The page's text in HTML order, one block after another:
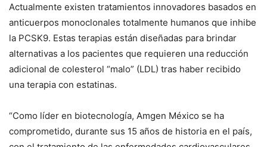
Actualmente existen tratamientos innovadores basados en
anticuerpos monoclonales totalmente humanos que inhibe
la PCSK9. Estas terapias están diseñadas para brindar
alternativas a los pacientes que requieren una reducción
adicional de colesterol “malo” (LDL) tras haber recibido
una terapia con estatinas.
“Como líder en biotecnología, Amgen México se ha
comprometido, durante sus 15 años de historia en el país,